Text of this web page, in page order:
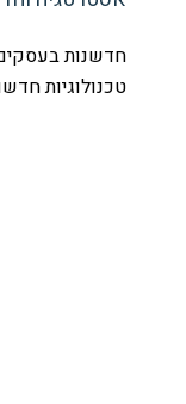
טכנולוגיות חדשות,